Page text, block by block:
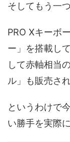
そしてもう一
PRO Xキーボ
ー」を搭載し
して赤軸相当
ル」も販売さ
というわけで
い勝手を実際